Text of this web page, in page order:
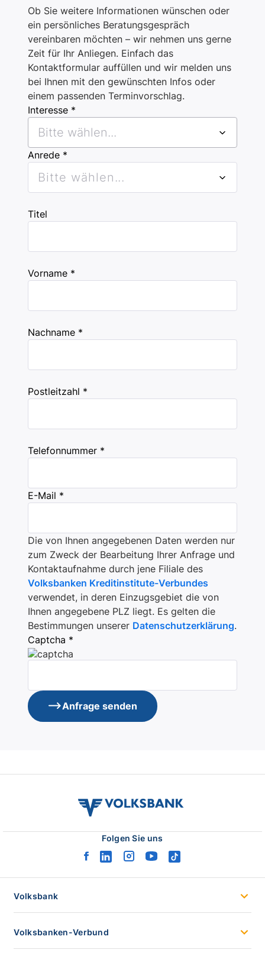
Ob Sie weitere Informationen wünschen oder
ein persönliches Beratungsgespräch
vereinbaren möchten – wir nehmen uns gerne
Zeit für Ihr Anliegen. Einfach das
Kontaktformular auffüllen und wir melden uns
bei Ihnen mit den gewünschten Infos oder
einem passenden Terminvorschlag.
Interesse *
Bitte wählen...
Anrede *
Bitte wählen...
Titel
Vorname *
Nachname *
Postleitzahl *
Telefonnummer *
E-Mail *
Die von Ihnen angegebenen Daten werden nur
zum Zweck der Bearbeitung Ihrer Anfrage und
Kontaktaufnahme durch jene Filiale des
Volksbanken Kreditinstitute-Verbundes
verwendet, in deren Einzugsgebiet die von
Ihnen angegebene PLZ liegt. Es gelten die
Bestimmungen unserer Datenschutzerklärung.
Captcha *
Anfrage senden
volksbank
Folgen Sie uns
facebook
linkedininstagram
youtubetiktok
Volksbank
Volksbanken-Verbund